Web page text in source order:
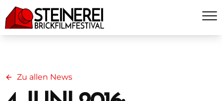
Zu allen News